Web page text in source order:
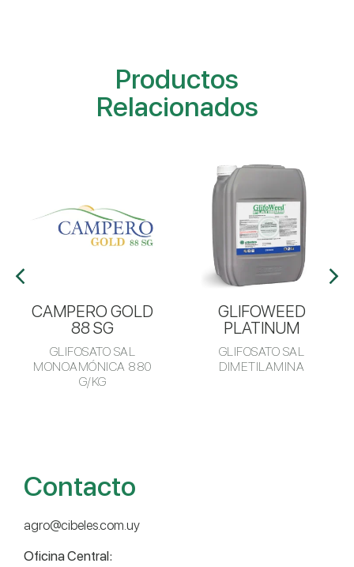
Productos
Relacionados
CAMPERO GOLD
88 SG
GLIFOSATO SAL
MONOAMÓNICA 880
G/KG
GLIFOWEED
PLATINUM
GLIFOSATO SAL
DIMETILAMINA
Contacto
agro@cibeles.com.uy
Oficina Central: